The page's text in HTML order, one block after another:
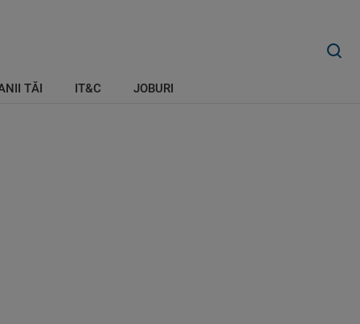
TĂI IT&C JOBURI